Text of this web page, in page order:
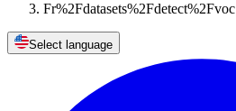
Fr%2Fdatasets%2Fdetect%2Fvoc
Select language